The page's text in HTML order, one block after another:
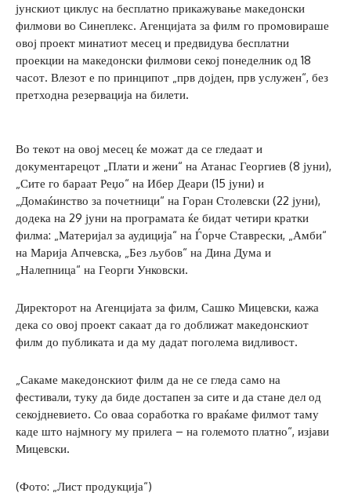
јунскиот циклус на бесплатно прикажување македонски
филмови во Синеплекс. Агенцијата за филм го промовираше
овој проект минатиот месец и предвидува бесплатни
проекции на македонски филмови секој понеделник од 18
часот. Влезот е по принципот „прв дојден, прв услужен“, без
претходна резервација на билети.
Во текот на овој месец ќе можат да се гледаат и
документарецот „Плати и жени“ на Атанас Георгиев (8 јуни),
„Сите го бараат Реџо“ на Ибер Деари (15 јуни) и
„Домаќинство за почетници“ на Горан Столевски (22 јуни),
додека на 29 јуни на програмата ќе бидат четири кратки
филма: „Материјал за аудиција“ на Ѓорче Ставрески, „Амби“
на Марија Апчевска, „Без љубов“ на Дина Дума и
„Налепница“ на Георги Унковски.
Директорот на Агенцијата за филм, Сашко Мицевски, кажа
дека со овој проект сакаат да го доближат македонскиот
филм до публиката и да му дадат поголема видливост.
„Сакаме македонскиот филм да не се гледа само на
фестивали, туку да биде достапен за сите и да стане дел од
секојдневието. Со оваа соработка го враќаме филмот таму
каде што најмногу му прилега – на големото платно“, изјави
Мицевски.
(Фото: „Лист продукција“)